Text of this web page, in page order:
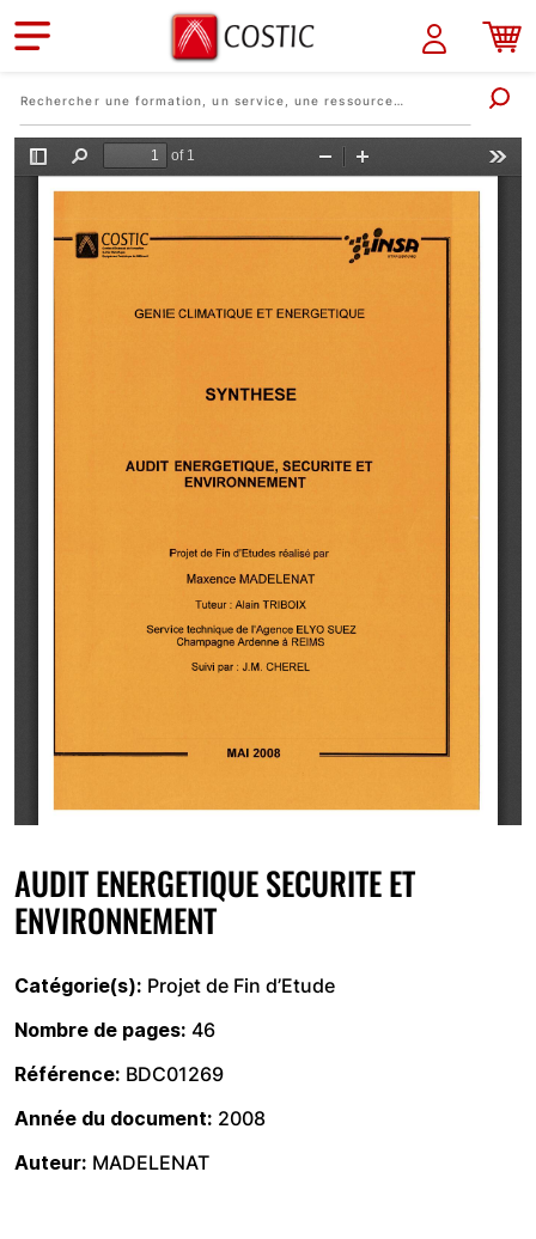
Aller au contenu principal
AUDIT ENERGETIQUE SECURITE ET
ENVIRONNEMENT
Catégorie(s) Projet de Fin d’Etude
Nombre de pages 46
Référence BDC01269
Année du document 2008
Auteur MADELENAT